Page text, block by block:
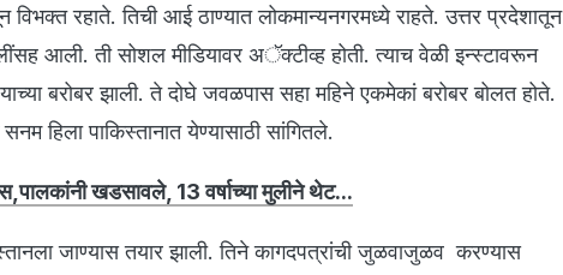
रहाते. तिची आई ठाण्यात लोकमान्यनगरमध्ये राहते. उत्तर प्रदेशातून
आली. ती सोशल मीडियावर अॅक्टीव्ह होती. त्याच वेळी इन्स्टावरून
याच्या बरोबर झाली. ते दोघे जवळपास सहा महिने एकमेकां बरोबर बोलत होते.
हिला पाकिस्तानात येण्यासाठी सांगितले.
खडसावले, 13 वर्षाच्या मुलीने थेट...
जाण्यास तयार झाली. तिने कागदपत्रांची जुळवाजुळव करण्यास